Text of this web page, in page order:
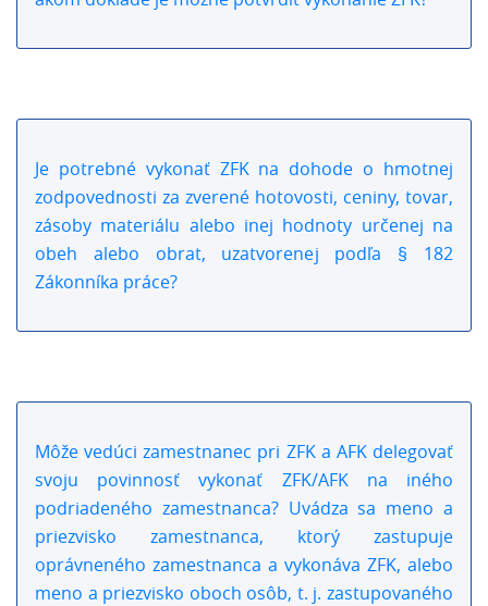
Je potrebné vykonať ZFK na dohode o hmotnej
zodpovednosti za zverené hotovosti, ceniny, tovar,
zásoby materiálu alebo inej hodnoty určenej na
obeh alebo obrat, uzatvorenej podľa § 182
Zákonníka práce?
Môže vedúci zamestnanec pri ZFK a AFK delegovať
svoju povinnosť vykonať ZFK/AFK na iného
podriadeného zamestnanca? Uvádza sa meno a
priezvisko zamestnanca, ktorý zastupuje
oprávneného zamestnanca a vykonáva ZFK, alebo
meno a priezvisko oboch osôb, t. j. zastupovaného